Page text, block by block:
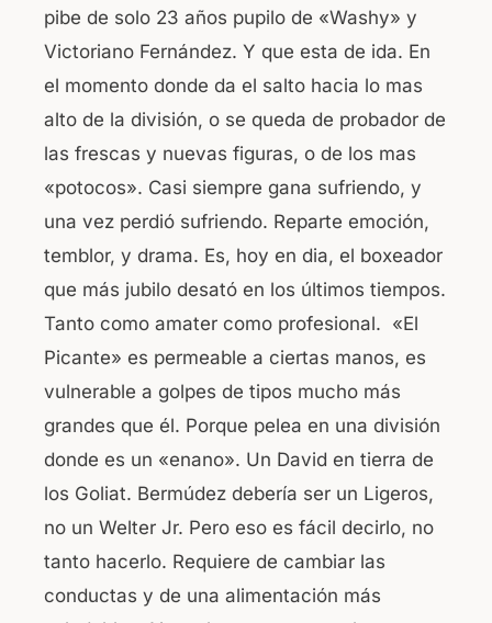
pibe de solo 23 años pupilo de «Washy» y
Victoriano Fernández. Y que esta de ida. En
el momento donde da el salto hacia lo mas
alto de la división, o se queda de probador de
las frescas y nuevas figuras, o de los mas
«potocos». Casi siempre gana sufriendo, y
una vez perdió sufriendo. Reparte emoción,
temblor, y drama. Es, hoy en dia, el boxeador
que más jubilo desató en los últimos tiempos.
Tanto como amater como profesional. «El
Picante» es permeable a ciertas manos, es
vulnerable a golpes de tipos mucho más
grandes que él. Porque pelea en una división
donde es un «enano». Un David en tierra de
los Goliat. Bermúdez debería ser un Ligeros,
no un Welter Jr. Pero eso es fácil decirlo, no
tanto hacerlo. Requiere de cambiar las
conductas y de una alimentación más